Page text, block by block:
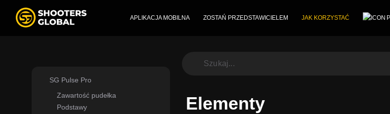
APLIKACJA MOBILNA ZOSTAŃ PRZEDSTAWICIELEM JAK KORZYSTAĆ
SG Pulse Pro
Zawartość pudełka
Podstawy
Elementy